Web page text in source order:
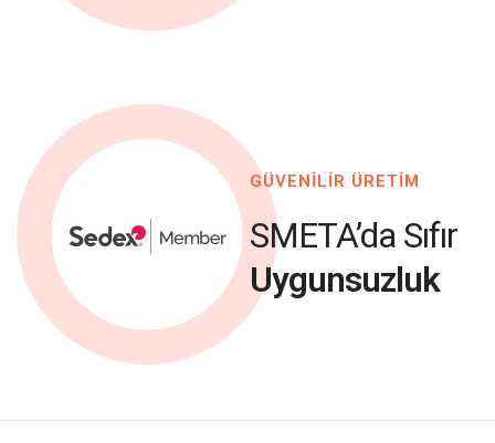
GÜVENİLİR ÜRETİM
SMETA’da Sıfır
Uygunsuzluk